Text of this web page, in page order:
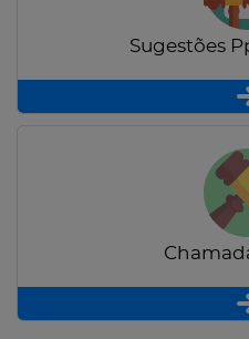
Sugestões